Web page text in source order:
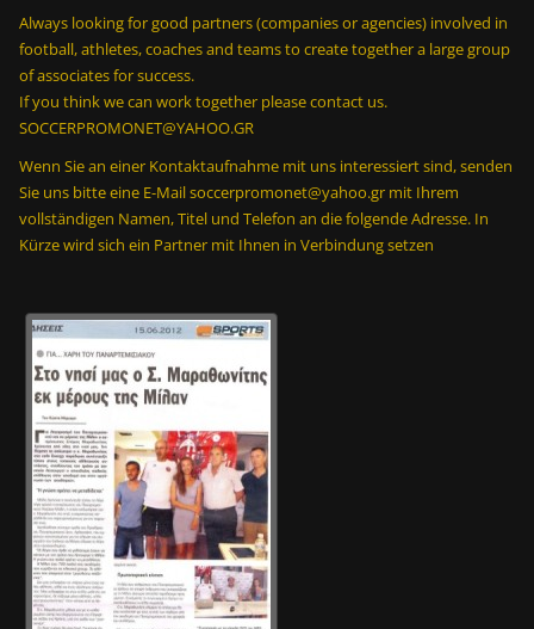
Always looking for good partners (companies or agencies) involved in
football, athletes, coaches and teams to create together a large group
of associates for success.
If you think we can work together please contact us.
SOCCERPROMONET@YAHOO.GR
Wenn Sie an einer Kontaktaufnahme mit uns interessiert sind, senden
Sie uns bitte eine E-Mail soccerpromonet@yahoo.gr mit Ihrem
vollständigen Namen, Titel und Telefon an die folgende Adresse. In
Kürze wird sich ein Partner mit Ihnen in Verbindung setzen